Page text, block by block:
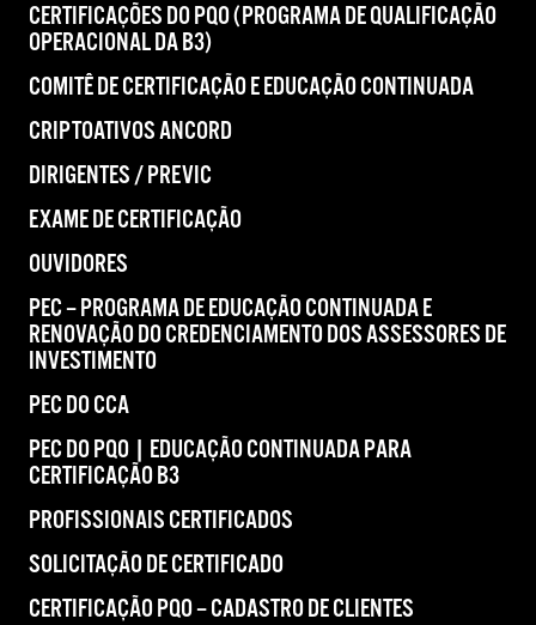
CERTIFICAÇÕES DO PQO (PROGRAMA DE QUALIFICAÇÃO
OPERACIONAL DA B3)
COMITÊ DE CERTIFICAÇÃO E EDUCAÇÃO CONTINUADA
CRIPTOATIVOS ANCORD
DIRIGENTES / PREVIC
EXAME DE CERTIFICAÇÃO
OUVIDORES
PEC – PROGRAMA DE EDUCAÇÃO CONTINUADA E
RENOVAÇÃO DO CREDENCIAMENTO DOS ASSESSORES DE
INVESTIMENTO
PEC DO CCA
PEC DO PQO | EDUCAÇÃO CONTINUADA PARA
CERTIFICAÇÃO B3
PROFISSIONAIS CERTIFICADOS
SOLICITAÇÃO DE CERTIFICADO
CERTIFICAÇÃO PQO – CADASTRO DE CLIENTES